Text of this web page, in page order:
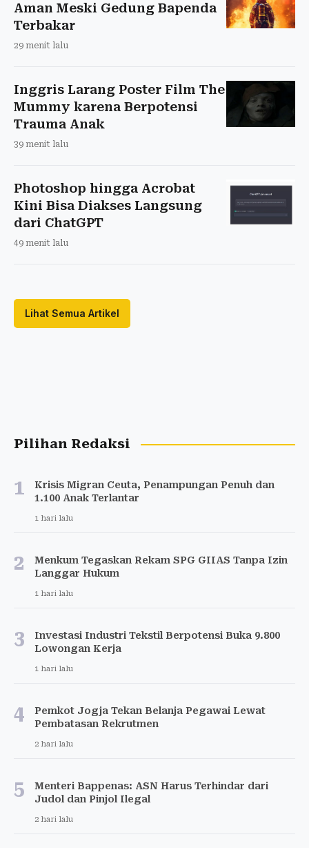
Aman Meski Gedung Bapenda
Terbakar
29 menit lalu
Inggris Larang Poster Film The
Mummy karena Berpotensi
Trauma Anak
39 menit lalu
Photoshop hingga Acrobat
Kini Bisa Diakses Langsung
dari ChatGPT
49 menit lalu
Lihat Semua Artikel
Pilihan Redaksi
1
Krisis Migran Ceuta, Penampungan Penuh dan
1.100 Anak Terlantar
1 hari lalu
2
Menkum Tegaskan Rekam SPG GIIAS Tanpa Izin
Langgar Hukum
1 hari lalu
3
Investasi Industri Tekstil Berpotensi Buka 9.800
Lowongan Kerja
1 hari lalu
4
Pemkot Jogja Tekan Belanja Pegawai Lewat
Pembatasan Rekrutmen
2 hari lalu
5
Menteri Bappenas: ASN Harus Terhindar dari
Judol dan Pinjol Ilegal
2 hari lalu